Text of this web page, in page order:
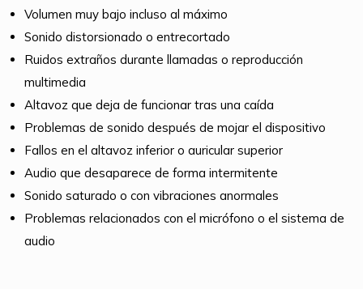
Volumen muy bajo incluso al máximo
Sonido distorsionado o entrecortado
Ruidos extraños durante llamadas o reproducción
multimedia
Altavoz que deja de funcionar tras una caída
Problemas de sonido después de mojar el dispositivo
Fallos en el altavoz inferior o auricular superior
Audio que desaparece de forma intermitente
Sonido saturado o con vibraciones anormales
Problemas relacionados con el micrófono o el sistema de
audio